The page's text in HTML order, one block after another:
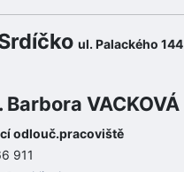
ul. Palackého 144
Barbora VACKOVÁ
odlouč.pracoviště
911